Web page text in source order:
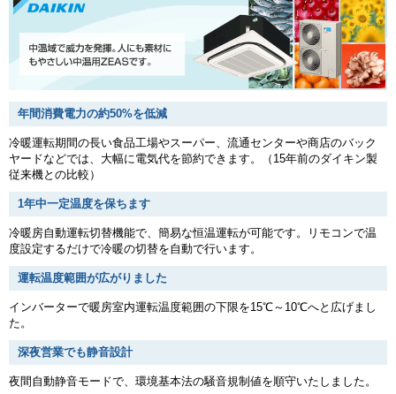
年間消費電力の約50%を低減
冷暖運転期間の長い食品工場やスーパー、流通センターや商店のバック
ヤードなどでは、大幅に電気代を節約できます。（15年前のダイキン製
従来機との比較）
1年中一定温度を保ちます
冷暖房自動運転切替機能で、簡易な恒温運転が可能です。リモコンで温
度設定するだけで冷暖の切替を自動で行います。
運転温度範囲が広がりました
インバーターで暖房室内運転温度範囲の下限を15℃～10℃へと広げまし
た。
深夜営業でも静音設計
夜間自動静音モードで、環境基本法の騒音規制値を順守いたしました。